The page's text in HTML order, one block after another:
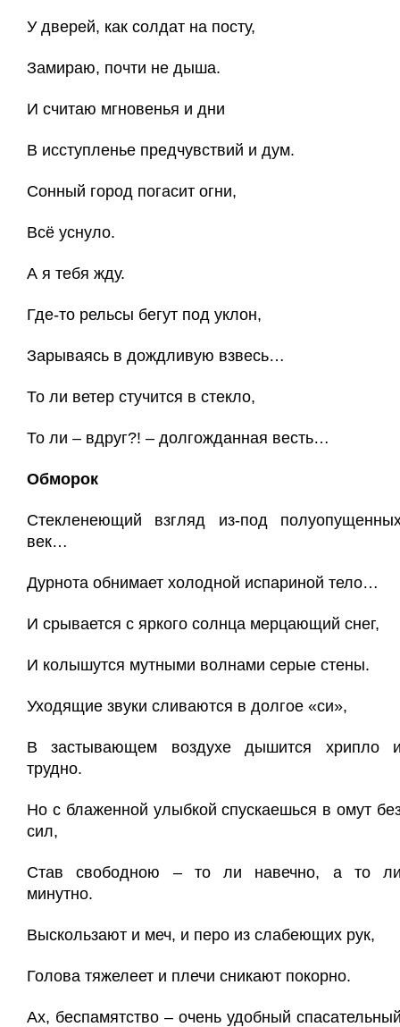
У дверей, как солдат на посту,
Замираю, почти не дыша.
И считаю мгновенья и дни
В исступленье предчувствий и дум.
Сонный город погасит огни,
Всё уснуло.
А я тебя жду.
Где-то рельсы бегут под уклон,
Зарываясь в дождливую взвесь…
То ли ветер стучится в стекло,
То ли – вдруг?! – долгожданная весть…
Обморок
Стекленеющий взгляд из-под
век…
Дурнота обнимает холодной испариной тело…
И срывается с яркого солнца мерцающий снег,
И колышутся мутными волнами серые стены.
Уходящие звуки сливаются в долгое «си»,
В застывающем воздухе дышится хрипло
трудно.
Но с блаженной улыбкой спускаешься в омут
сил,
Став свободною – то ли навечно, а то
минутно.
Выскользают и меч, и перо из слабеющих рук,
Голова тяжелеет и плечи сникают покорно.
Ах, беспамятство – очень удобный